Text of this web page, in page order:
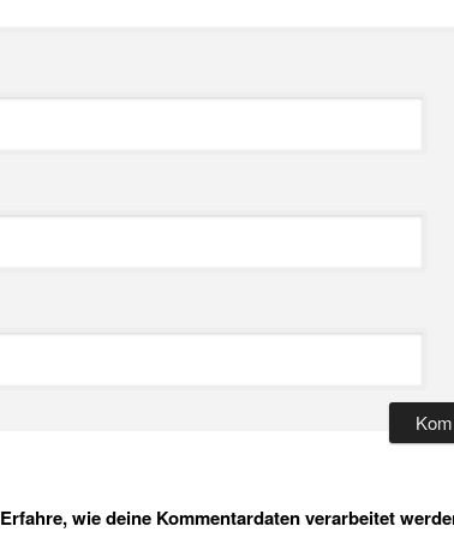
Erfahre, wie deine Kommentardaten verarbeitet